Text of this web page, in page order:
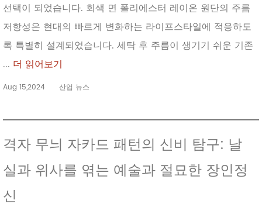
선택이 되었습니다. 회색 면 폴리에스터 레이온 원단의 주름
저항성은 현대의 빠르게 변화하는 라이프스타일에 적응하도
록 특별히 설계되었습니다. 세탁 후 주름이 생기기 쉬운 기존
... 더 읽어보기
Aug 15,2024 산업 뉴스
격자 무늬 자카드 패턴의 신비 탐구: 날
실과 위사를 엮는 예술과 절묘한 장인정
신